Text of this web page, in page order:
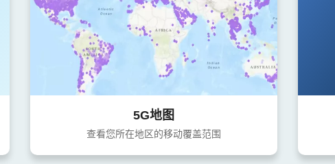
5G地图
查看您所在地区的移动覆盖范围